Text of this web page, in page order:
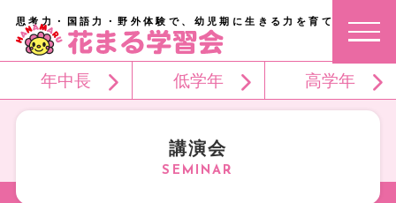
思考力・国語力・野外体験で、幼児期に生きる力を育てる。
年中長 低学年 高学年
講演会